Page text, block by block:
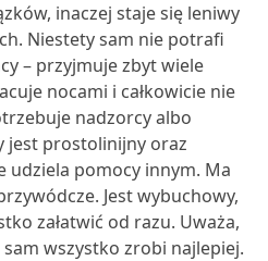
inaczej staje się leniwy
Niestety sam nie potrafi
– przyjmuje zbyt wiele
nocami i całkowicie nie
nadzorcy albo
jest prostolinijny oraz
udziela pomocy innym. Ma
Jest wybuchowy,
załatwić od razu. Uważa,
wszystko zrobi najlepiej.